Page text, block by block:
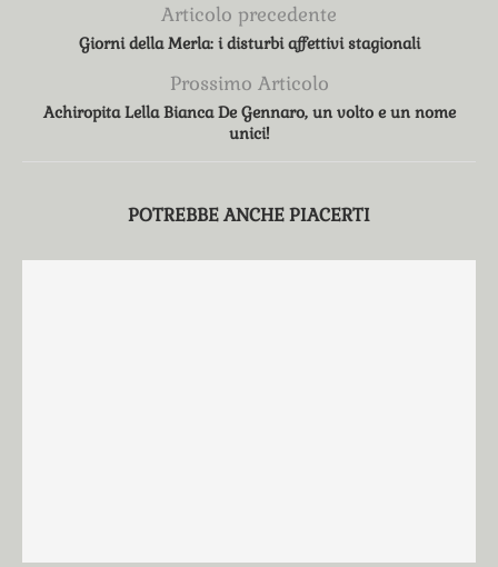
Articolo precedente
Giorni della Merla: i disturbi affettivi stagionali
Prossimo Articolo
Achiropita Lella Bianca De Gennaro, un volto e un nome
unici!
POTREBBE ANCHE PIACERTI